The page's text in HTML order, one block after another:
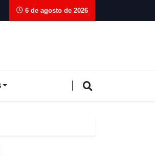
6 de agosto de 2026